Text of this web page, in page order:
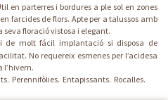
en parterres i bordures a ple sol en zones
farcides de flors. Apte per a talussos amb
floració vistosa i elegant.
de molt fácil implantació si disposa de
No requereix esmenes per l’acidesa
l’hivern.
Perennifòlies. Entapissants. Rocalles.